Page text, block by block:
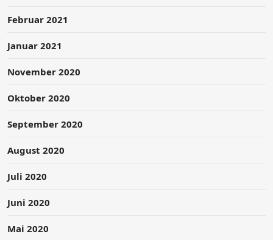
Februar 2021
Januar 2021
November 2020
Oktober 2020
September 2020
August 2020
Juli 2020
Juni 2020
Mai 2020